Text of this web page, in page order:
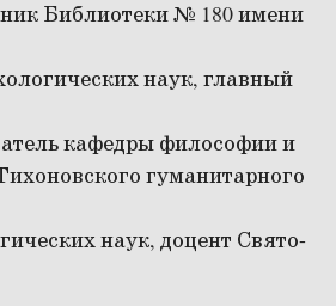
Библиотеки № 180 имени
наук, главный
кафедры философии и
гуманитарного
наук, доцент Свято-